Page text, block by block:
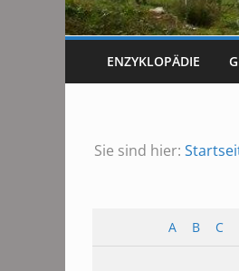
ENZYKLOPÄDIE
Sie sind hier:
A B C